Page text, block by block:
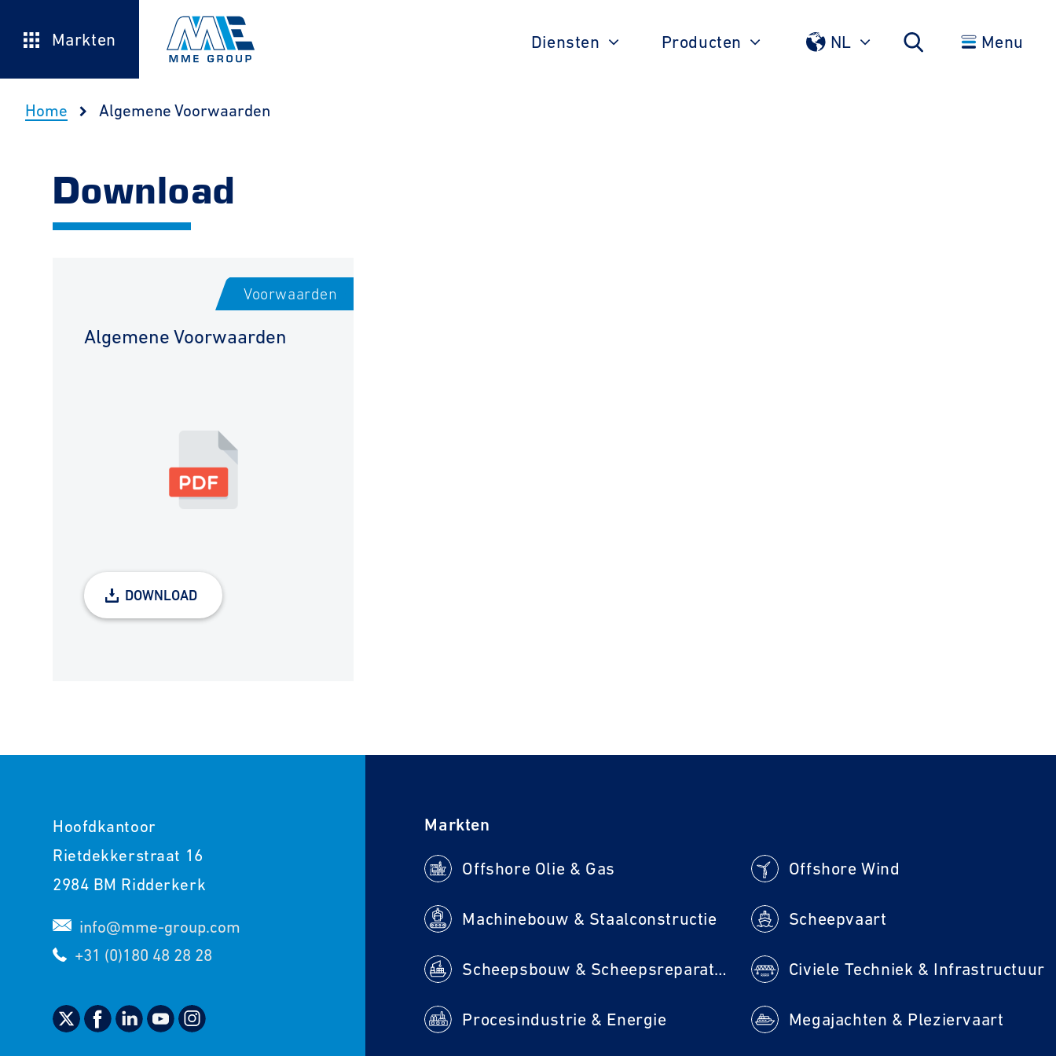
Markten Diensten Producten NL Menu
Home Algemene Voorwaarden
Download
Voorwaarden
Algemene Voorwaarden
DOWNLOAD
Hoofdkantoor
Rietdekkerstraat 16
2984 BM Ridderkerk
info@mme-group.com
+31 (0)180 48 28 28
Markten
Offshore Olie & Gas Offshore Wind
Machinebouw & Staalconstructie Scheepvaart
Scheepsbouw & Scheepsreparatie Civiele Techniek & Infrastructuur
Procesindustrie & Energie Megajachten & Pleziervaart